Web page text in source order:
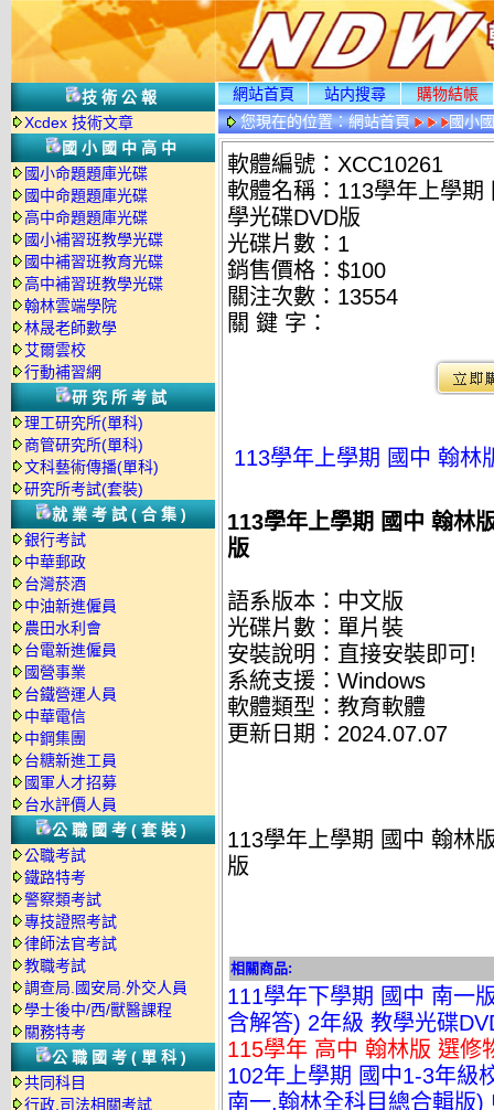
技術公報
Xcdex 技術文章
國小國中高中
國小命題題庫光碟
國中命題題庫光碟
高中命題題庫光碟
國小補習班教學光碟
國中補習班教育光碟
高中補習班教學光碟
翰林雲端學院
林晟老師數學
艾爾雲校
行動補習網
研究所考試
理工研究所(單科)
商管研究所(單科)
文科藝術傳播(單科)
研究所考試(套裝)
就業考試(合集)
銀行考試
中華郵政
台灣菸酒
中油新進僱員
農田水利會
台電新進僱員
國營事業
台鐵營運人員
中華電信
中鋼集團
台糖新進工員
國軍人才招募
台水評價人員
公職國考(套裝)
公職考試
鐵路特考
警察類考試
專技證照考試
律師法官考試
教職考試
調查局.國安局.外交人員
學士後中/西/獸醫課程
關務特考
公職國考(單科)
共同科目
行政.司法相關考試
網站首頁 站内搜尋
購物結帳
您現在的位置：網站首頁 國小
軟體編號：XCC10261
軟體名稱：113學年上學
學光碟DVD版
光碟片數：1
銷售價格：$100
關注次數： 13554
關 鍵 字：
113學年上學期 國中 翰林
113學年上學期 國中 翰林
版
語系版本：中文版
光碟片數：單片裝
安裝說明：直接安裝即可!
系統支援：Windows
軟體類型：教育軟體
更新日期：2024.07.07
113學年上學期 國中 翰林
版
相關商品:
111學年下學期 國中 南一
含解答) 2年級 教學光碟
115學年 高中 翰林版 選
102年上學期 國中1-3年級
南一.翰林全科目總合輯版)